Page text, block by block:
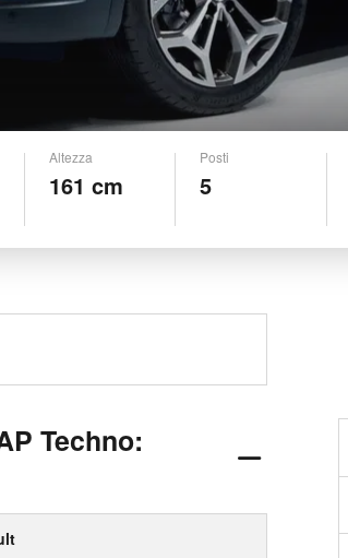
Altezza
161 cm
Posti
5
Techno: